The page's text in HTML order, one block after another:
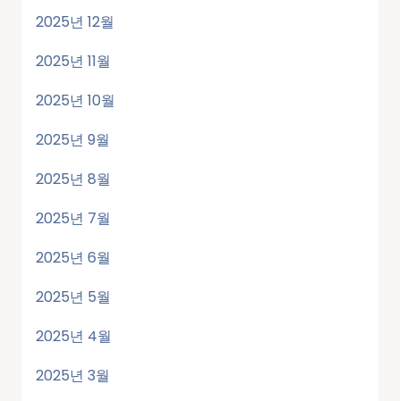
2025년 12월
2025년 11월
2025년 10월
2025년 9월
2025년 8월
2025년 7월
2025년 6월
2025년 5월
2025년 4월
2025년 3월